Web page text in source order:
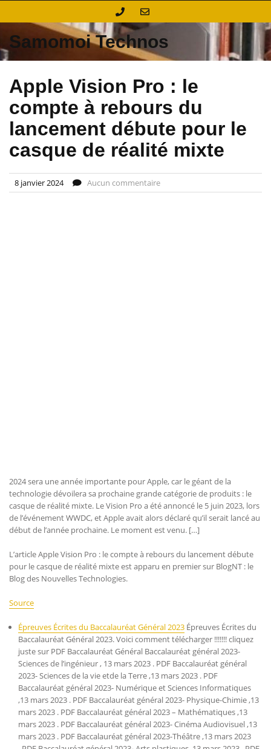
Samomoi Technos
Apple Vision Pro : le
compte à rebours du
lancement débute pour le
casque de réalité mixte
8 janvier 2024 Aucun commentaire
2024 sera une année importante pour Apple, car le géant de la
technologie dévoilera sa prochaine grande catégorie de produits : le
casque de réalité mixte. Le Vision Pro a été annoncé le 5 juin 2023, lors
de l’événement WWDC, et Apple avait alors déclaré qu’il serait lancé au
début de l’année prochaine. Le moment est venu. […]
L’article Apple Vision Pro : le compte à rebours du lancement débute
pour le casque de réalité mixte est apparu en premier sur BlogNT : le
Blog des Nouvelles Technologies.
Source
Épreuves Écrites du Baccalauréat Général 2023 Épreuves Écrites du
Baccalauréat Général 2023. Voici comment télécharger !!!!!!! cliquez
juste sur PDF Baccalauréat Général Baccalauréat général 2023-
Sciences de l’ingénieur , 13 mars 2023 . PDF Baccalauréat général
2023- Sciences de la vie etde la Terre ,13 mars 2023 . PDF
Baccalauréat général 2023- Numérique et Sciences Informatiques
,13 mars 2023 . PDF Baccalauréat général 2023- Physique-Chimie ,13
mars 2023 . PDF Baccalauréat général 2023 – Mathématiques ,13
mars 2023 . PDF Baccalauréat général 2023- Cinéma Audiovisuel ,13
mars 2023 . PDF Baccalauréat général 2023-Théâtre ,13 mars 2023